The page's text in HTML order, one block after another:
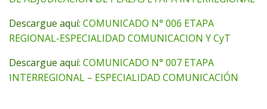
Descargue aquí: COMUNICADO N° 006 ETAPA
REGIONAL-ESPECIALIDAD COMUNICACION Y CyT
Descargue aquí: COMUNICADO N° 007 ETAPA
INTERREGIONAL – ESPECIALIDAD COMUNICACIÓN